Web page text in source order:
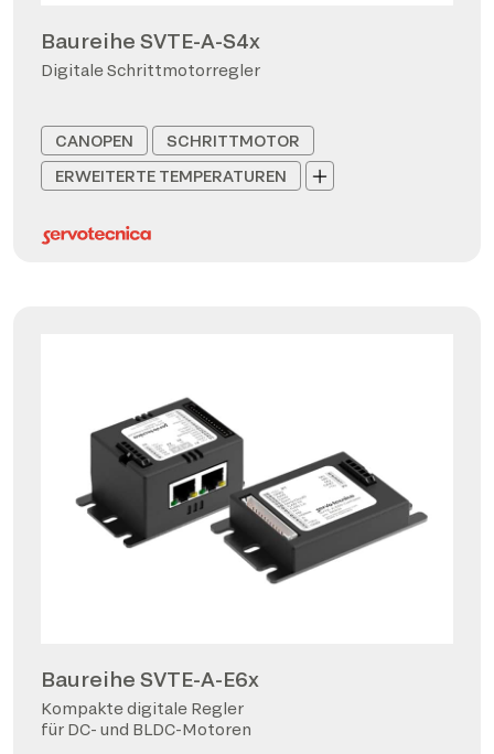
Baureihe SVTE-A-S4x
Digitale Schrittmotorregler
CANOPEN
SCHRITTMOTOR
ERWEITERTE TEMPERATUREN
Baureihe SVTE-A-E6x
Kompakte digitale Regler
für DC- und BLDC-Motoren